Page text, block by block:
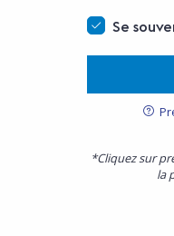
Se
*Cliquez sur
la